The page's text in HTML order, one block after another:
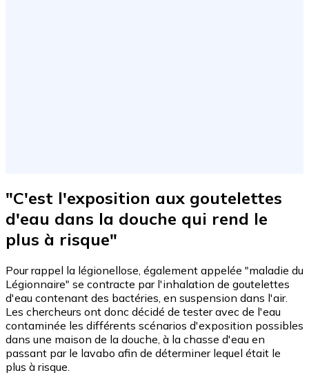
"C'est l'exposition aux goutelettes
d'eau dans la douche qui rend le
plus à risque"
Pour rappel la légionellose, également appelée "maladie du
Légionnaire" se contracte par l'inhalation de goutelettes
d'eau contenant des bactéries, en suspension dans l'air.
Les chercheurs ont donc décidé de tester avec de l'eau
contaminée les différents scénarios d'exposition possibles
dans une maison de la douche, à la chasse d'eau en
passant par le lavabo afin de déterminer lequel était le
plus à risque.